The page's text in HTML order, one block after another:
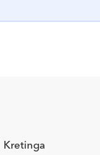
Kretinga